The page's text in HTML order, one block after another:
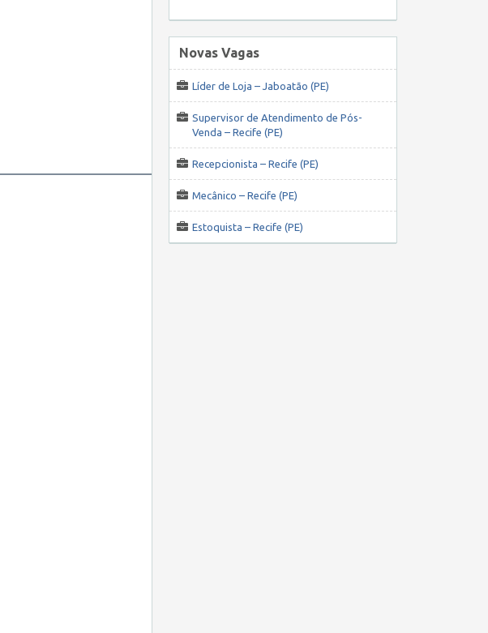
Novas Vagas
Líder de Loja – Jaboatão (PE)
Supervisor de Atendimento de Pós-
Venda – Recife (PE)
Recepcionista – Recife (PE)
Mecânico – Recife (PE)
Estoquista – Recife (PE)